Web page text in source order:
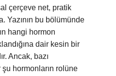
çerçeve net, pratik
Yazının bu bölümünde
hangi hormon
dair kesin bir
Ancak, bazı
hormonların rolüne